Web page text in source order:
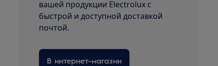
вашей продукции Electrolux с
быстрой и доступной доставкой
почтой.
В интернет-магазин